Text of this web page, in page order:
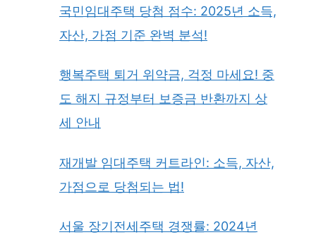
국민임대주택 당첨 점수: 2025년 소득,
자산, 가점 기준 완벽 분석!
행복주택 퇴거 위약금, 걱정 마세요! 중
도 해지 규정부터 보증금 반환까지 상
세 안내
재개발 임대주택 커트라인: 소득, 자산,
가점으로 당첨되는 법!
서울 장기전세주택 경쟁률: 2024년